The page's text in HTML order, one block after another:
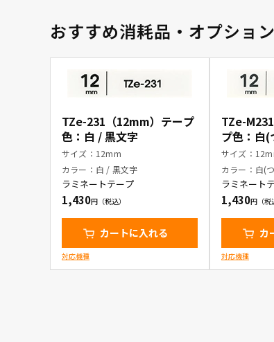
おすすめ消耗品・オプション
TZe-231（12mm）テープ
色：白 / 黒文字
サイズ：12mm
カラー：白 / 黒文字
ラミネートテープ
1,430
カートに入れる
対応機種
TZe-
プ色：白
字
サイズ：
カラー：白(
ラミネート
1,430
カ
対応機種